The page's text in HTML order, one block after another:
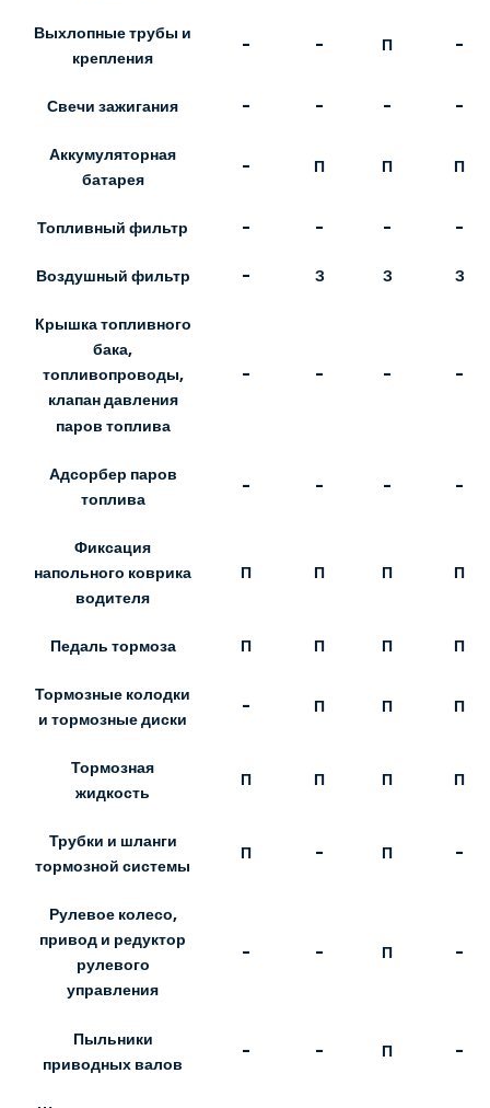
Выхлопные трубы и
крепления
- - П -
Свечи зажигания - - - -
Аккумуляторная
батарея
- П П П
Топливный фильтр - - - -
Воздушный фильтр - З З З
Крышка топливного
бака,
топливопроводы,
клапан давления
паров топлива
- - - -
Адсорбер паров
топлива
- - - -
Фиксация
напольного коврика
водителя
П П П П
Педаль тормоза П П П П
Тормозные колодки
и тормозные диски
- П П П
Тормозная
жидкость
П П П П
Трубки и шланги
тормозной системы
П - П -
Рулевое колесо,
привод и редуктор
рулевого
управления
- - П -
Пыльники
приводных валов
- - П -